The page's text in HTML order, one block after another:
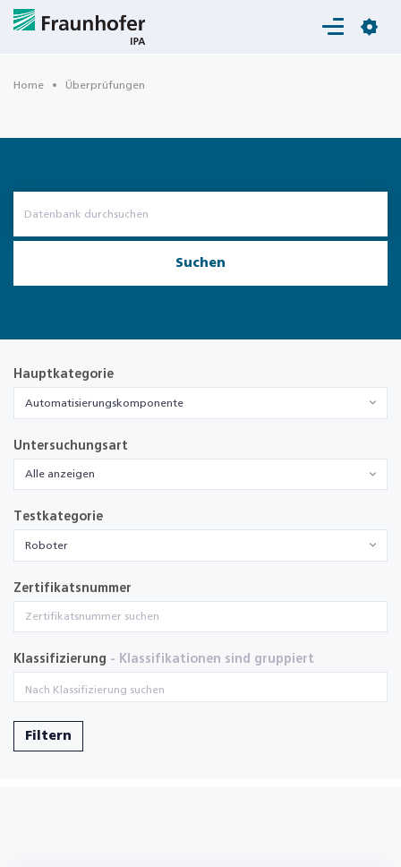
Login
Home Überprüfungen
Suchen
Hauptkategorie
Automatisierungskomponente
Untersuchungsart
Alle anzeigen
Testkategorie
Roboter
Zertifikatsnummer
Klassifizierung - Klassifikationen sind gruppiert
Filtern